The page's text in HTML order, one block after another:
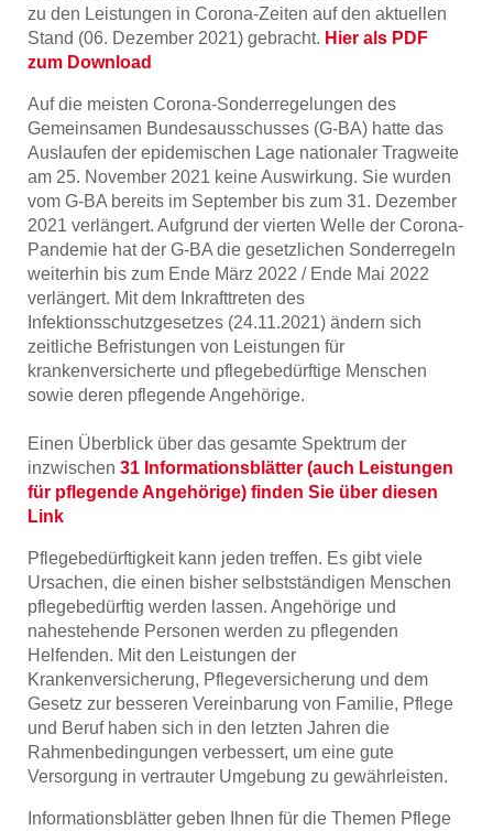
zu den Leistungen in Corona-Zeiten auf den aktuellen
Stand (06. Dezember 2021) gebracht. Hier als PDF
zum Download
Auf die meisten Corona-Sonderregelungen des
Gemeinsamen Bundesausschusses (G-BA) hatte das
Auslaufen der epidemischen Lage nationaler Tragweite
am 25. November 2021 keine Auswirkung. Sie wurden
vom G-BA bereits im September bis zum 31. Dezember
2021 verlängert. Aufgrund der vierten Welle der Corona-
Pandemie hat der G-BA die gesetzlichen Sonderregeln
weiterhin bis zum Ende März 2022 / Ende Mai 2022
verlängert. Mit dem Inkrafttreten des
Infektionsschutzgesetzes (24.11.2021) ändern sich
zeitliche Befristungen von Leistungen für
krankenversicherte und pflegebedürftige Menschen
sowie deren pflegende Angehörige.
Einen Überblick über das gesamte Spektrum der
inzwischen 31 Informationsblätter (auch Leistungen
für pflegende Angehörige) finden Sie über diesen
Link
Pflegebedürftigkeit kann jeden treffen. Es gibt viele
Ursachen, die einen bisher selbstständigen Menschen
pflegebedürftig werden lassen. Angehörige und
nahestehende Personen werden zu pflegenden
Helfenden. Mit den Leistungen der
Krankenversicherung, Pflegeversicherung und dem
Gesetz zur besseren Vereinbarung von Familie, Pflege
und Beruf haben sich in den letzten Jahren die
Rahmenbedingungen verbessert, um eine gute
Versorgung in vertrauter Umgebung zu gewährleisten.
Informationsblätter geben Ihnen für die Themen Pflege